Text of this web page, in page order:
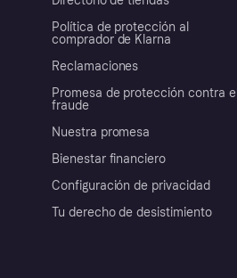
Política de protección al
comprador de Klarna
Reclamaciones
Promesa de protección contra el
fraude
Nuestra promesa
Bienestar financiero
Configuración de privacidad
Tu derecho de desistimiento